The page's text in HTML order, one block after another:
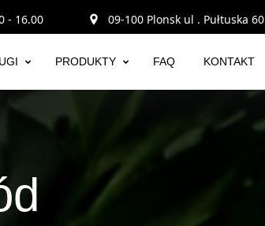
- 16.00 09-100 Plonsk ul . Pułtuska 60
PRODUKTY FAQ KONTAKT